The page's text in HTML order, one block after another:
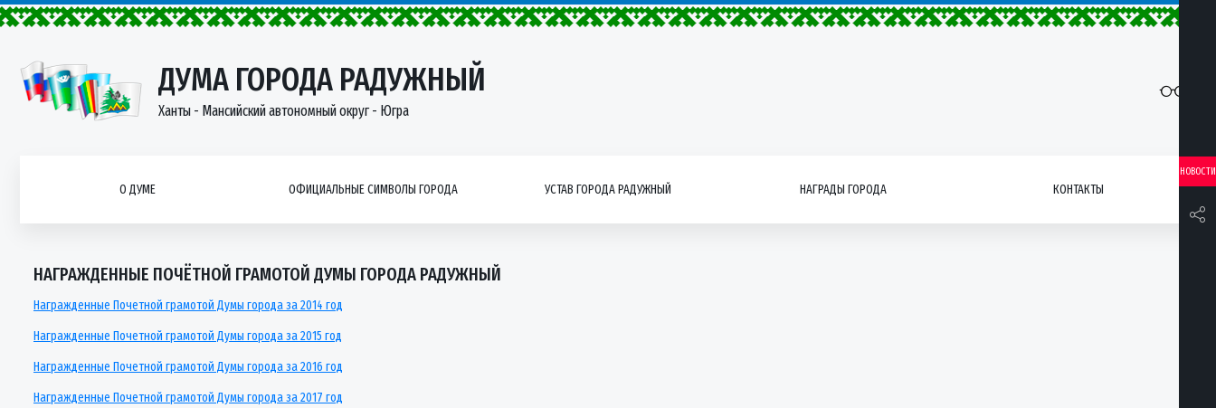
ДУМА ГОРОДА РАДУЖНЫЙ
Ханты - Мансийский автономный округ - Югра
О ДУМЕ ОФИЦИАЛЬНЫЕ СИМВОЛЫ ГОРОДА УСТАВ ГОРОДА РАДУЖНЫЙ НАГРАДЫ ГОРОДА КОНТАКТЫ
НОВОСТИ
НАГРАЖДЕННЫЕ ПОЧЁТНОЙ ГРАМОТОЙ ДУМЫ ГОРОДА РАДУЖНЫЙ
Награжденные Почетной грамотой Думы города за 2014 год
Награжденные Почетной грамотой Думы города за 2015 год
Награжденные Почетной грамотой Думы города за 2016 год
Награжденные Почетной грамотой Думы города за 2017 год